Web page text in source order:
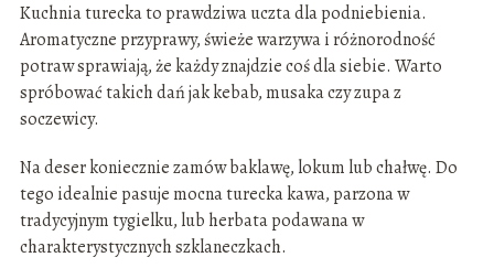
Kuchnia turecka to prawdziwa uczta dla podniebienia.
Aromatyczne przyprawy, świeże warzywa i różnorodność
potraw sprawiają, że każdy znajdzie coś dla siebie. Warto
spróbować takich dań jak kebab, musaka czy zupa z
soczewicy.
Na deser koniecznie zamów baklawę, lokum lub chałwę. Do
tego idealnie pasuje mocna turecka kawa, parzona w
tradycyjnym tygielku, lub herbata podawana w
charakterystycznych szklaneczkach.